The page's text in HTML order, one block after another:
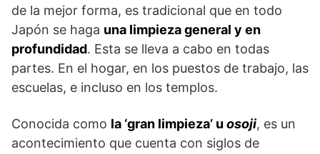
de la mejor forma, es tradicional que en todo
Japón se haga una limpieza general y en
profundidad. Esta se lleva a cabo en todas
partes. En el hogar, en los puestos de trabajo, las
escuelas, e incluso en los templos.
Conocida como la ‘gran limpieza’ u osoji, es un
acontecimiento que cuenta con siglos de